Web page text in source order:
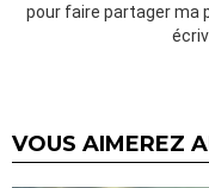
pour faire partager ma
VOUS AIMEREZ